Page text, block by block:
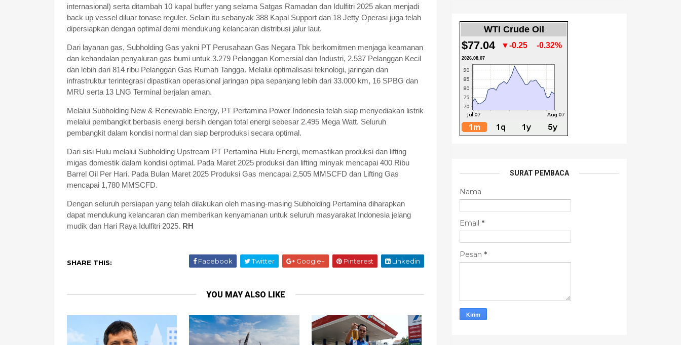
internasional) serta ditambah 10 kapal buffer yang selama Satgas Ramadan dan Idulfitri 2025 akan menjadi
back up vessel diluar tonase reguler. Selain itu sebanyak 388 Kapal Support dan 18 Jetty Operasi juga telah
dipersiapkan dengan optimal demi mendukung kelancaran distribusi jalur laut.
Dari layanan gas, Subholding Gas yakni PT Perusahaan Gas Negara Tbk berkomitmen menjaga keamanan
dan kehandalan penyaluran gas bumi untuk 3.279 Pelanggan Komersial dan Industri, 2.537 Pelanggan Kecil
dan lebih dari 814 ribu Pelanggan Gas Rumah Tangga. Melalui optimalisasi teknologi, jaringan dan
infrastruktur terintegrasi dipastikan operasional jaringan pipa sepanjang lebih dari 33.000 km, 16 SPBG dan
MRU serta 13 LNG Terminal berjalan aman.
Melalui Subholding New & Renewable Energy, PT Pertamina Power Indonesia telah siap menyediakan listrik
melalui pembangkit berbasis energi bersih dengan total energi sebesar 2.495 Mega Watt. Seluruh
pembangkit dalam kondisi normal dan siap berproduksi secara optimal.
Dari sisi Hulu melalui Subholding Upstream PT Pertamina Hulu Energi, memastikan produksi dan lifting
migas domestik dalam kondisi optimal. Pada Maret 2025 produksi dan lifting minyak mencapai 400 Ribu
Barrel Oil Per Hari. Pada Bulan Maret 2025 Produksi Gas mencapai 2,505 MMSCFD dan Lifting Gas
mencapai 1,780 MMSCFD.
Dengan seluruh persiapan yang telah dilakukan oleh masing-masing Subholding Pertamina diharapkan
dapat mendukung kelancaran dan memberikan kenyamanan untuk seluruh masyarakat Indonesia jelang
mudik dan Hari Raya Idulfitri 2025. RH
SHARE THIS: Facebook Twitter Google+ Pinterest Linkedin
YOU MAY ALSO LIKE
WTI Crude Oil
$77.04 ▼-0.25 -0.32%
2026.08.07
SURAT PEMBACA
Nama
Email *
Pesan *